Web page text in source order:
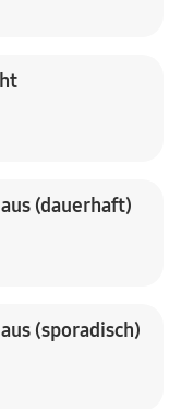
(dauerhaft)
(sporadisch)